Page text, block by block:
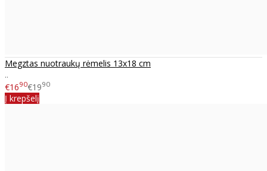
Megztas nuotraukų rėmelis 13x18 cm
..
€1690€1990
Į krepšelį